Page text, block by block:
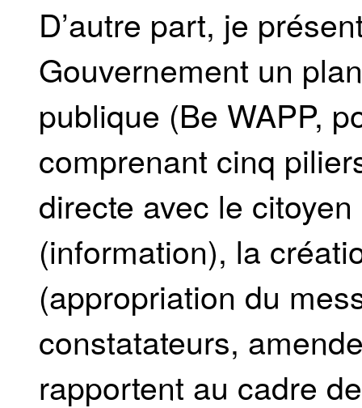
D’autre part, je
Gouvernement un
publique (Be WAPP,
comprenant cinq
directe avec le
(information), la
(appropriation du
constatateurs,
rapportent au cadre